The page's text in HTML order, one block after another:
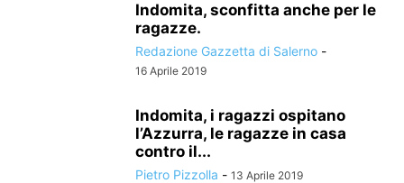
Indomita, sconfitta anche per le
ragazze.
Redazione Gazzetta di Salerno -
16 Aprile 2019
Indomita, i ragazzi ospitano
l’Azzurra, le ragazze in casa
contro il...
Pietro Pizzolla - 13 Aprile 2019